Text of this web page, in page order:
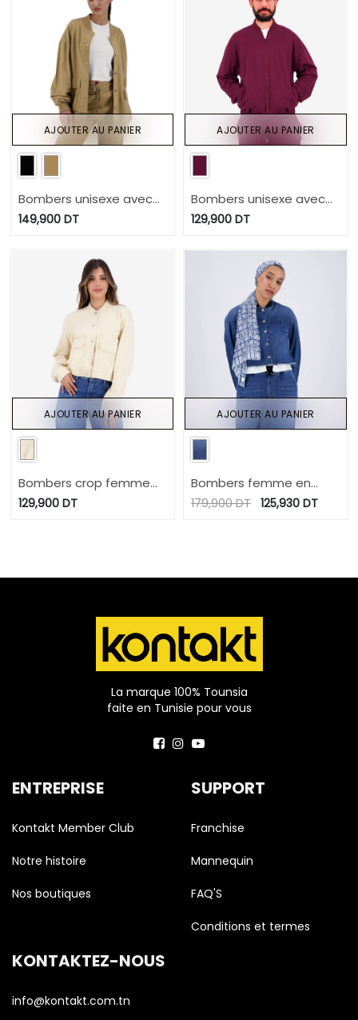
Bombers unisexe avec
poche à rabat
149,900DT
AJOUTER AU PANIER
Bombers unisexe avec
poche passepoilé
129,900 DT
AJOUTER AU PANIER
Bombers crop femme
avec détails élastique
129,900DT
AJOUTER AU PANIER
Bombers femme en
jeans- BODOUR
179,900DT 125,930 DT
AJOUTER AU PANIER
La marque 100% Tounsia
faite en Tunisie pour vous
ENTREPRISE
Kontakt Member Club
Notre histoire
Nos boutiques
SUPPORT
Franchise
Mannequin
FAQ'S
Conditions et termes
KONTAKTEZ-NOUS
info@kontakt.com.tn